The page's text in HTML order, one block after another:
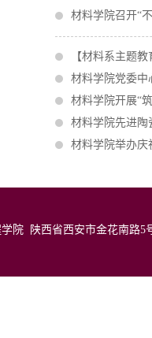
材料学院召开“
【材料系主题
材料学院党委中
材料学院开展“
材料学院先进陶
材料学院举办庆
院 陕西省西安市金花南路5